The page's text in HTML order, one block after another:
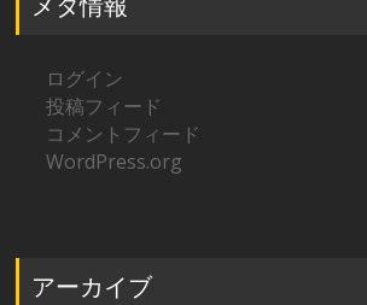
ログイン
投稿フィード
コメントフィード
WordPress.org
アーカイブ